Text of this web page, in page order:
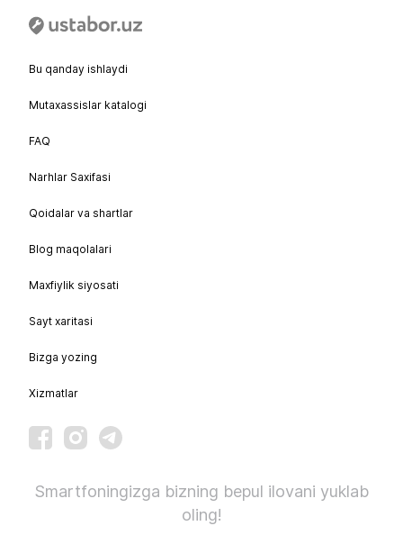
Bu qanday ishlaydi
Mutaxassislar katalogi
FAQ
Narhlar Saxifasi
Qoidalar va shartlar
Blog maqolalari
Maxfiylik siyosati
Sayt xaritasi
Bizga yozing
Xizmatlar
Smartfoningizga bizning bepul ilovani yuklab
oling!